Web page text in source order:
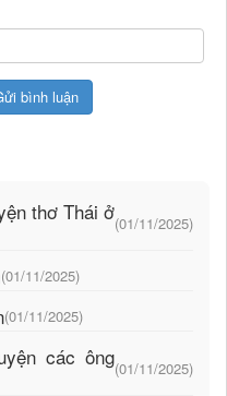
thơ Thái ở(01/11/2025)
(01/11/2025)
(01/11/2025)
các ông(01/11/2025)